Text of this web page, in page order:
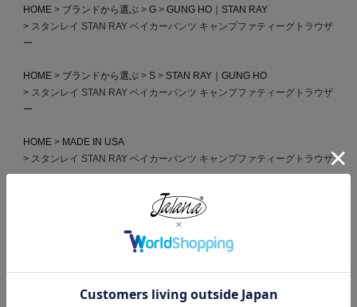
HOME ブランドから選ぶ G
GUNG HO｜STAN RAY
スタンレイ STAN RAY ベイカーパンツ キャンプファティーグトラウザ
ー
HOME ブランドから選ぶ S
STAN RAY｜GUNG HO
スタンレイ STAN RAY ベイカーパンツ キャンプファティーグトラウザ
ー
HOME
MADE IN USA
スタンレイ STAN RAY ベイカーパンツ キャンプファティーグトラウザ
ー
WORK PANTS from USA
スタンレイ STAN RAY ベイカーパンツ キャンプファティーグトラウザ
この商品を見た人がよく買っている商品